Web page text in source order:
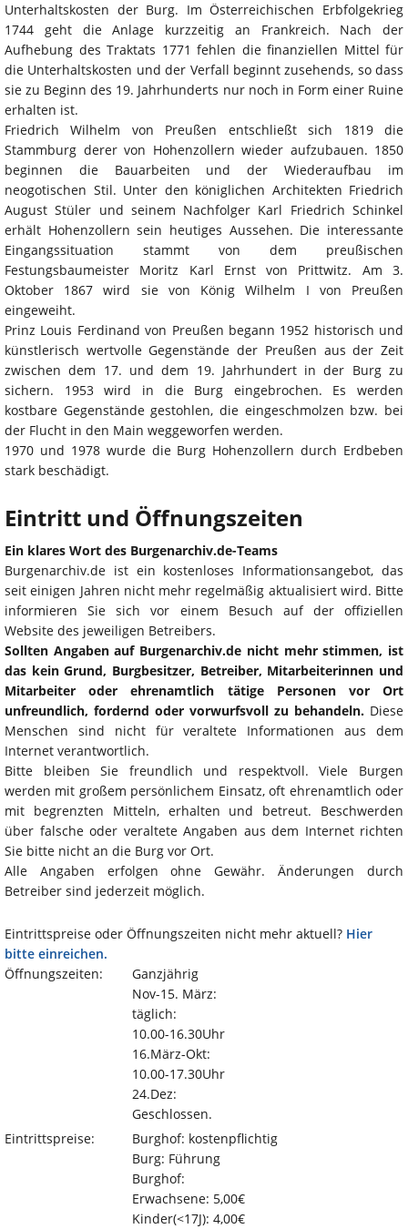
Unterhaltskosten der Burg. Im Österreichischen Erbfolgekrieg
1744 geht die Anlage kurzzeitig an Frankreich. Nach der
Aufhebung des Traktats 1771 fehlen die finanziellen Mittel für
die Unterhaltskosten und der Verfall beginnt zusehends, so dass
sie zu Beginn des 19. Jahrhunderts nur noch in Form einer Ruine
erhalten ist.
Friedrich Wilhelm von Preußen entschließt sich 1819 die
Stammburg derer von Hohenzollern wieder aufzubauen. 1850
beginnen die Bauarbeiten und der Wiederaufbau im
neogotischen Stil. Unter den königlichen Architekten Friedrich
August Stüler und seinem Nachfolger Karl Friedrich Schinkel
erhält Hohenzollern sein heutiges Aussehen. Die interessante
Eingangssituation stammt von dem preußischen
Festungsbaumeister Moritz Karl Ernst von Prittwitz. Am 3.
Oktober 1867 wird sie von König Wilhelm I von Preußen
eingeweiht.
Prinz Louis Ferdinand von Preußen begann 1952 historisch und
künstlerisch wertvolle Gegenstände der Preußen aus der Zeit
zwischen dem 17. und dem 19. Jahrhundert in der Burg zu
sichern. 1953 wird in die Burg eingebrochen. Es werden
kostbare Gegenstände gestohlen, die eingeschmolzen bzw. bei
der Flucht in den Main weggeworfen werden.
1970 und 1978 wurde die Burg Hohenzollern durch Erdbeben
stark beschädigt.
Eintritt und Öffnungszeiten
Ein klares Wort des Burgenarchiv.de-Teams
Burgenarchiv.de ist ein kostenloses Informationsangebot, das
seit einigen Jahren nicht mehr regelmäßig aktualisiert wird. Bitte
informieren Sie sich vor einem Besuch auf der offiziellen
Website des jeweiligen Betreibers.
Sollten Angaben auf Burgenarchiv.de nicht mehr stimmen, ist
das kein Grund, Burgbesitzer, Betreiber, Mitarbeiterinnen und
Mitarbeiter oder ehrenamtlich tätige Personen vor Ort
unfreundlich, fordernd oder vorwurfsvoll zu behandeln. Diese
Menschen sind nicht für veraltete Informationen aus dem
Internet verantwortlich.
Bitte bleiben Sie freundlich und respektvoll. Viele Burgen
werden mit großem persönlichem Einsatz, oft ehrenamtlich oder
mit begrenzten Mitteln, erhalten und betreut. Beschwerden
über falsche oder veraltete Angaben aus dem Internet richten
Sie bitte nicht an die Burg vor Ort.
Alle Angaben erfolgen ohne Gewähr. Änderungen durch
Betreiber sind jederzeit möglich.
Eintrittspreise oder Öffnungszeiten nicht mehr aktuell? Hier
bitte einreichen.
Öffnungszeiten:
Ganzjährig
Nov-15. März:
täglich:
10.00-16.30Uhr
16.März-Okt:
10.00-17.30Uhr
24.Dez:
Geschlossen.
Eintrittspreise:
Burghof: kostenpflichtig
Burg: Führung
Burghof:
Erwachsene: 5,00€
Kinder(<17J): 4,00€